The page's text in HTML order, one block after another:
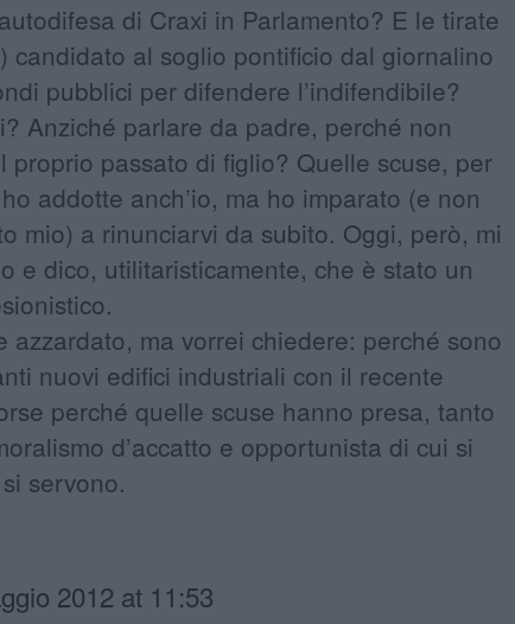
di Craxi in Parlamento? E le tirate
candidato al soglio pontificio dal giornalino
pubblici per difendere l’indifendibile?
Anziché parlare da padre, perché non
proprio passato di figlio? Quelle scuse, per
addotte anch’io, ma ho imparato (e non
mio) a rinunciarvi da subito. Oggi, però, mi
e dico, utilitaristicamente, che è stato un
azzardato, ma vorrei chiedere: perché sono
nuovi edifici industriali con il recente
perché quelle scuse hanno presa, tanto
d’accatto e opportunista di cui si
servono.
2012 at 11:53